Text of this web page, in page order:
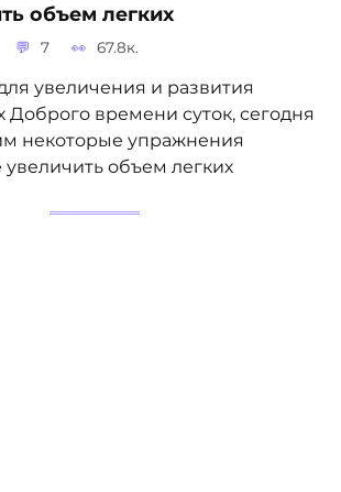
объем легких
7 67.8к.
увеличения и развития
Доброго времени суток, сегодня
некоторые упражнения
объем легких